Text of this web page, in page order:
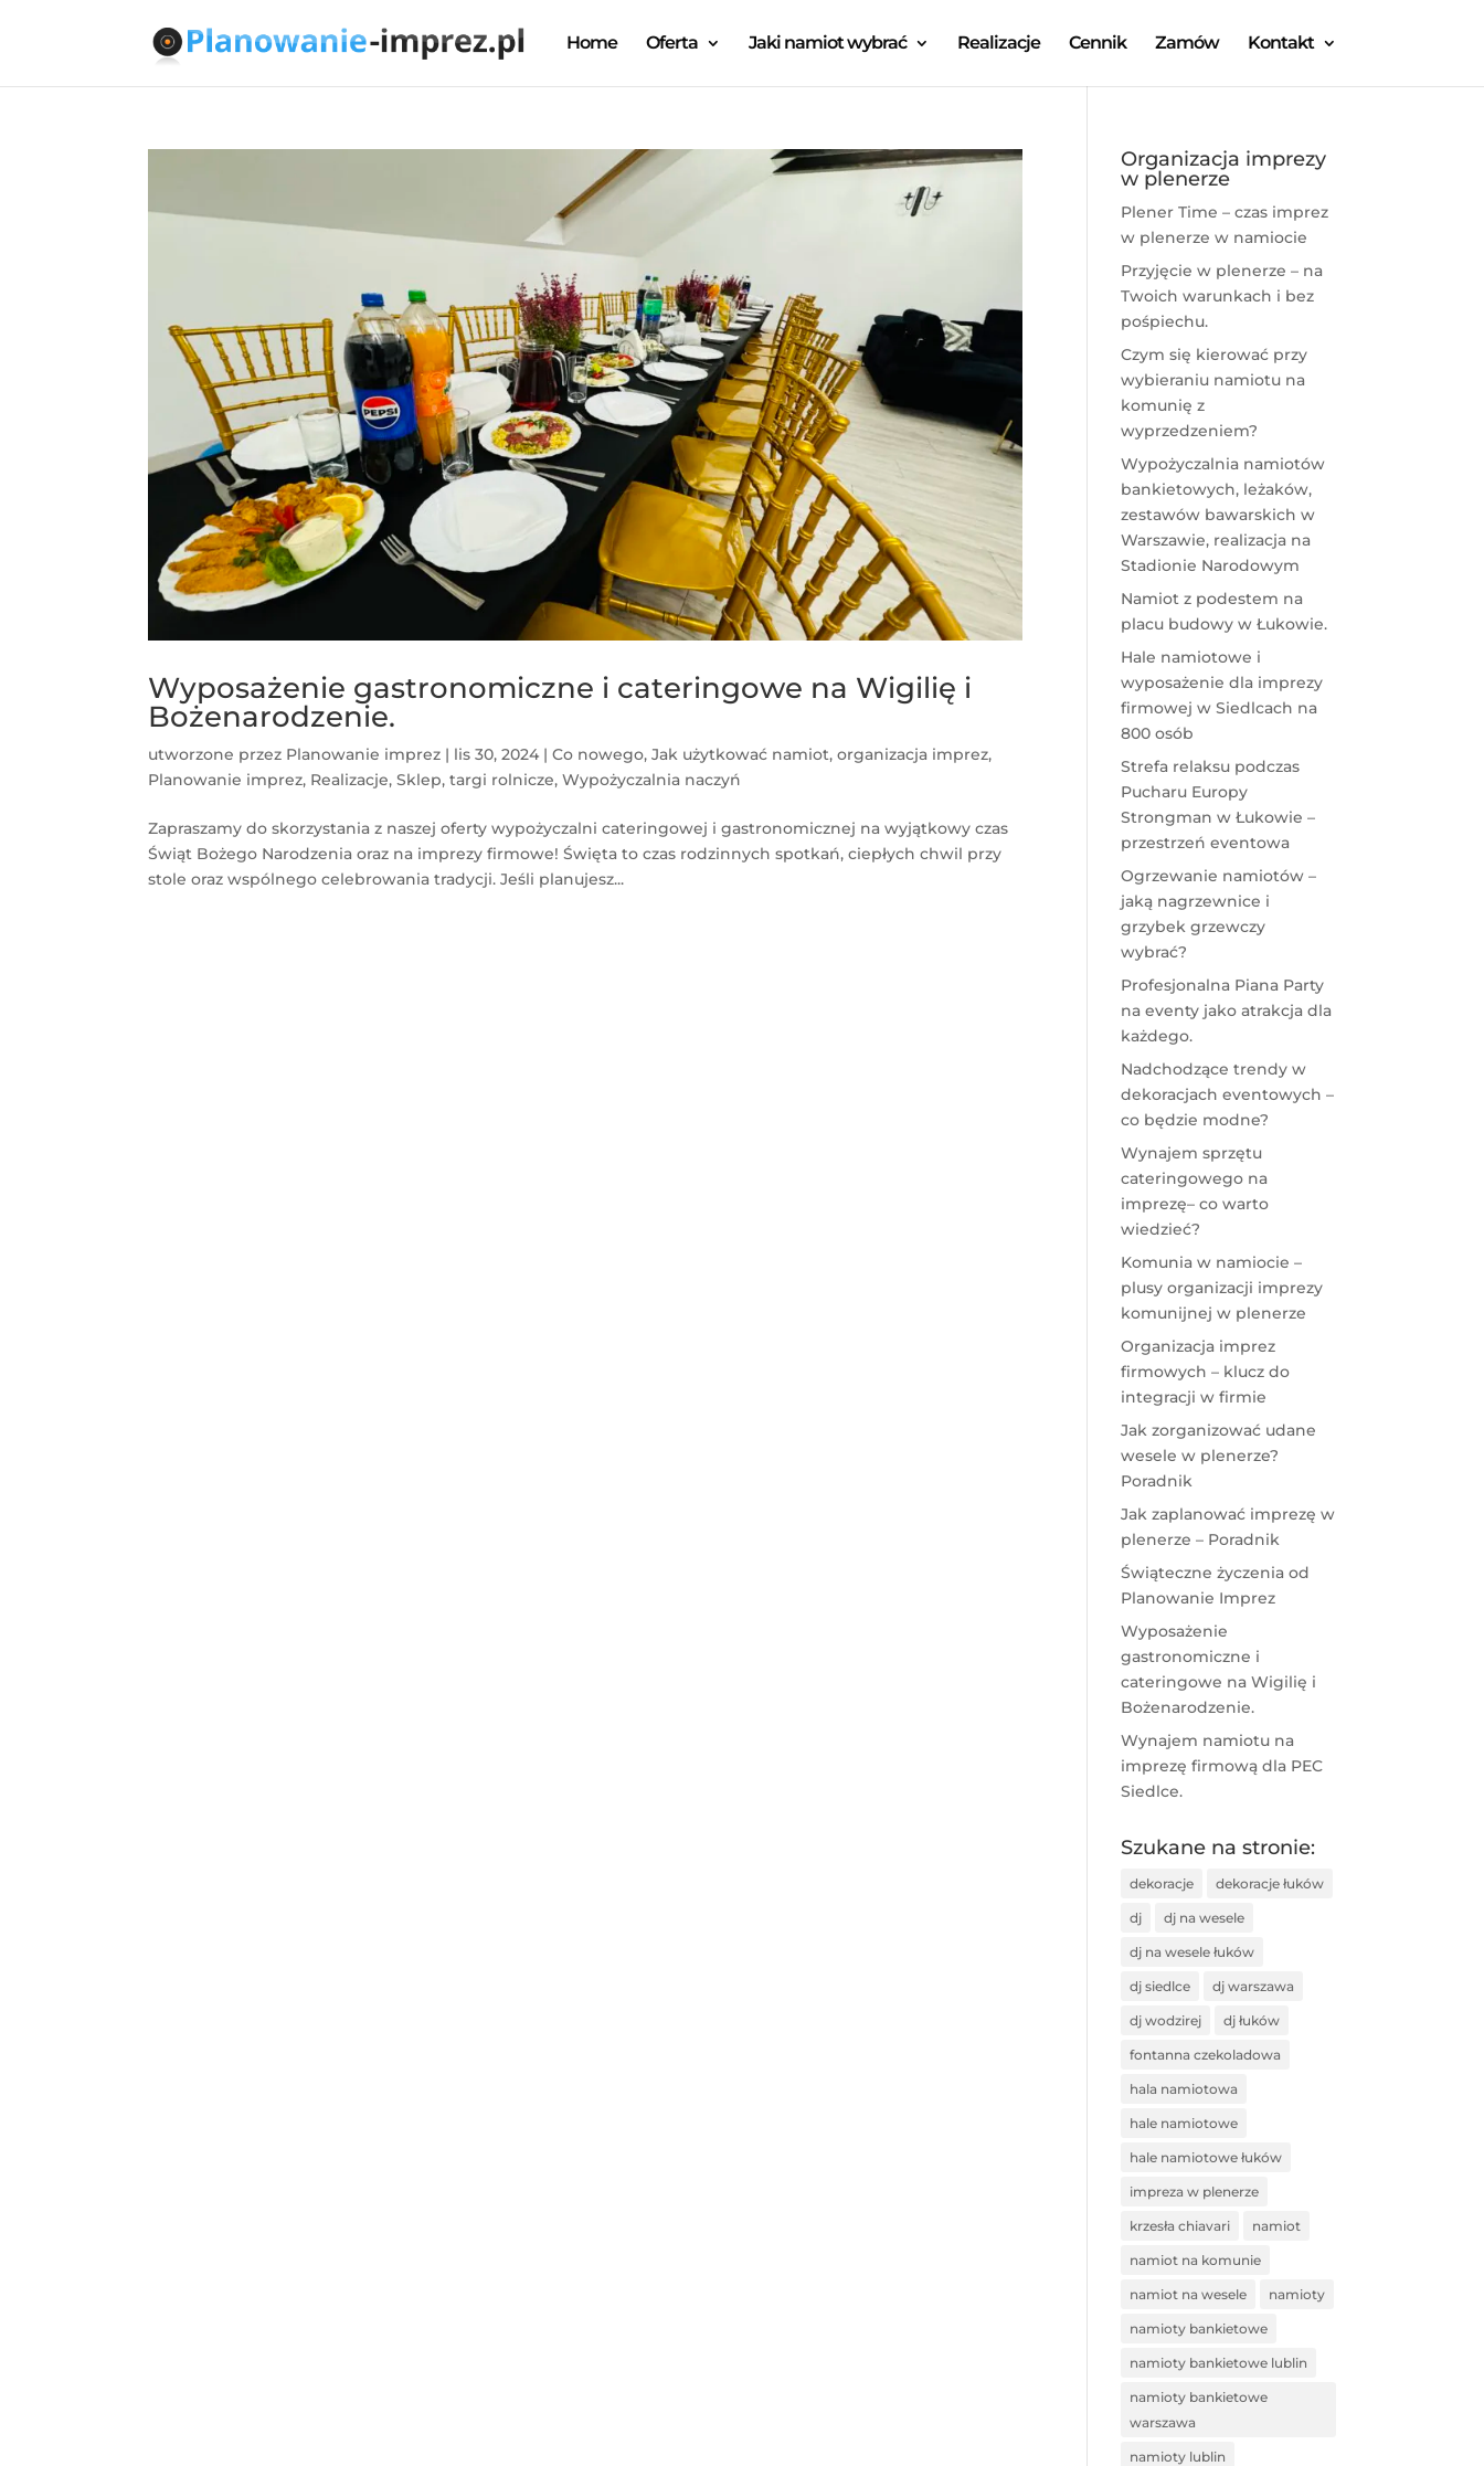
Home Oferta Jaki namiot wybrać Realizacje Cennik Zamów Kontakt
Wyposażenie gastronomiczne i cateringowe na Wigilię i
Bożenarodzenie.
utworzone przez Planowanie imprez | lis 30, 2024 |Co nowego,Jak użytkować namiot,organizacja imprez,
Planowanie imprez, Realizacje,Sklep,targi rolnicze,Wypożyczalnia naczyń
Zapraszamy do skorzystania z naszej oferty wypożyczalni cateringowej i gastronomicznej na wyjątkowy czas
Świąt Bożego Narodzenia oraz na imprezy firmowe! Święta to czas rodzinnych spotkań, ciepłych chwil przy
stole oraz wspólnego celebrowania tradycji. Jeśli planujesz...
Organizacja imprezy
w plenerze
Plener Time – czas imprez
w plenerze w namiocie
Przyjęcie w plenerze – na
Twoich warunkach i bez
pośpiechu.
Czym się kierować przy
wybieraniu namiotu na
komunię z
wyprzedzeniem?
Wypożyczalnia namiotów
bankietowych, leżaków,
zestawów bawarskich w
Warszawie, realizacja na
Stadionie Narodowym
Namiot z podestem na
placu budowy w Łukowie.
Hale namiotowe i
wyposażenie dla imprezy
firmowej w Siedlcach na
800 osób
Strefa relaksu podczas
Pucharu Europy
Strongman w Łukowie –
przestrzeń eventowa
Ogrzewanie namiotów –
jaką nagrzewnice i
grzybek grzewczy
wybrać?
Profesjonalna Piana Party
na eventy jako atrakcja dla
każdego.
Nadchodzące trendy w
dekoracjach eventowych –
co będzie modne?
Wynajem sprzętu
cateringowego na
imprezę– co warto
wiedzieć?
Komunia w namiocie –
plusy organizacji imprezy
komunijnej w plenerze
Organizacja imprez
firmowych – klucz do
integracji w firmie
Jak zorganizować udane
wesele w plenerze?
Poradnik
Jak zaplanować imprezę w
plenerze – Poradnik
Świąteczne życzenia od
Planowanie Imprez
Wyposażenie
gastronomiczne i
cateringowe na Wigilię i
Bożenarodzenie.
Wynajem namiotu na
imprezę firmową dla PEC
Siedlce.
Szukane na stronie:
dekoracje dekoracje łuków
dj dj na wesele
dj na wesele łuków
dj siedlce dj warszawa
dj wodzirej dj łuków
fontanna czekoladowa
hala namiotowa
hale namiotowe
hale namiotowe łuków
impreza w plenerze
krzesła chiavari namiot
namiot na komunie
namiot na wesele namioty
namioty bankietowe
namioty bankietowe lublin
namioty bankietowe
warszawa
namioty lublin